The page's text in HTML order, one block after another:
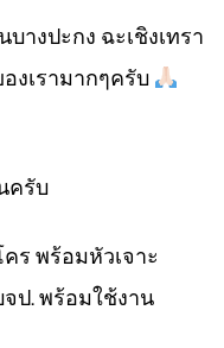
างปะกง ฉะเชิงเทรา
งเรามากๆครับ
ครับ
ร พร้อมหัวเจาะ
ป. พร้อมใช้งาน